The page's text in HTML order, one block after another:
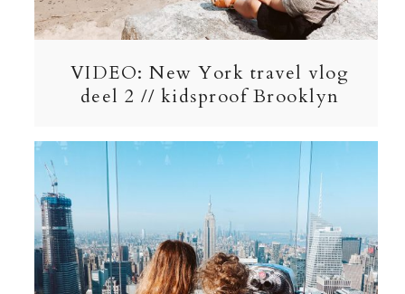
VIDEO: New York travel vlog
deel 2 // kidsproof Brooklyn